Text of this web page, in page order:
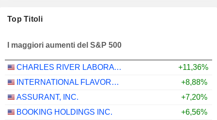
Top Titoli
I maggiori aumenti del S&P 500
CHARLES RIVER LABORATORIES INTERNATIONAL, INC.
+11,36%
INTERNATIONAL FLAVORS & FRAGRANCES INC.
+8,88%
ASSURANT, INC.
+7,20%
BOOKING HOLDINGS INC.
+6,56%